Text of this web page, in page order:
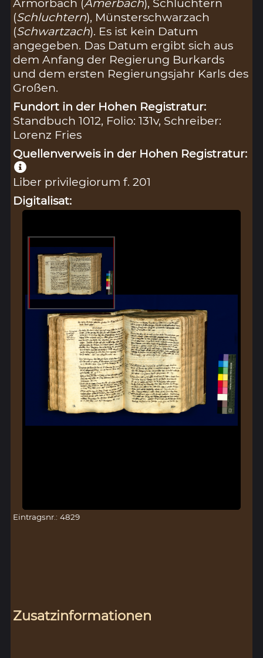
Armorbach (Amerbach), Schlüchtern
(Schluchtern), Münsterschwarzach
(Schwartzach). Es ist kein Datum
angegeben. Das Datum ergibt sich aus
dem Anfang der Regierung Burkards
und dem ersten Regierungsjahr Karls des
Großen.
Fundort in der Hohen Registratur:
Standbuch 1012, Folio: 131v, Schreiber:
Lorenz Fries
Quellenverweis in der Hohen Registratur:
Liber privilegiorum f. 201
Digitalisat:
Eintragsnr.: 4829
Zusatzinformationen